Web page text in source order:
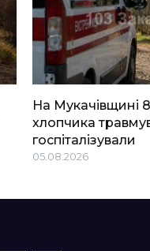
На Мукачівщині
хлопчика
госпіталізували
05.08.2026